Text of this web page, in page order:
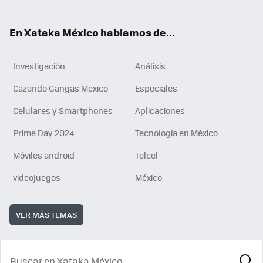
En Xataka México hablamos de...
Investigación
Análisis
Cazando Gangas Mexico
Especiales
Celulares y Smartphones
Aplicaciones
Prime Day 2024
Tecnología en México
Móviles android
Telcel
videojuegos
México
VER MÁS TEMAS